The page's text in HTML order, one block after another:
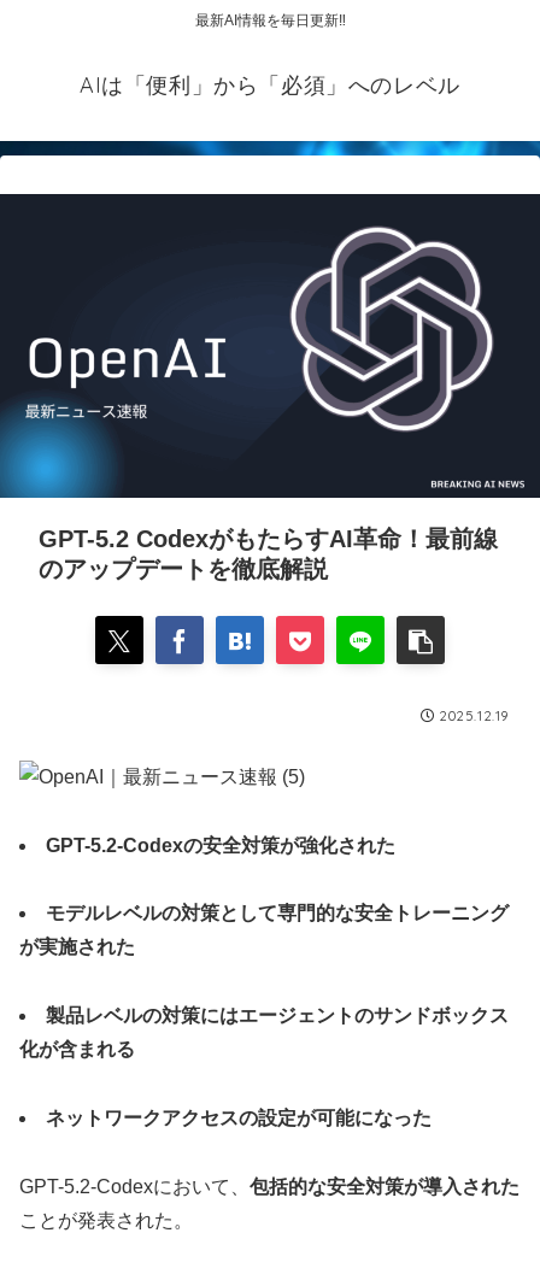
最新AI情報を毎日更新‼
AIは「便利」から「必須」へのレベル
GPT-5.2 CodexがもたらすAI革命！最前線
のアップデートを徹底解説
2025.12.19
GPT-5.2-Codexの安全対策が強化された
モデルレベルの対策として専門的な安全トレーニング
が実施された
製品レベルの対策にはエージェントのサンドボックス
化が含まれる
ネットワークアクセスの設定が可能になった
GPT-5.2-Codexにおいて、 包括的な安全対策が導入された
ことが発表された。